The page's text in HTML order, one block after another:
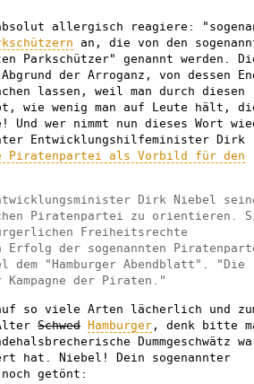
allergisch reagiere:
an, die von den
Parkschützer" genannt werden.
der Arroganz, von dessen
lassen, weil man durch diesen
wie wenig man auf Leute hält,
wer nimmt nun dieses Wort
Entwicklungshilfeminister Dirk
Piratenpartei als Vorbild für den
Dirk Niebel
Piratenpartei zu orientieren.
Freiheitsrechte
Erfolg der sogenannten
"Hamburger Abendblatt". "Die
der Piraten."
so viele Arten lächerlich und
Alter Schwed Hamburger , denk bitte
Dummgeschwätz
hat. Niebel! Dein sogenannter
getönt: